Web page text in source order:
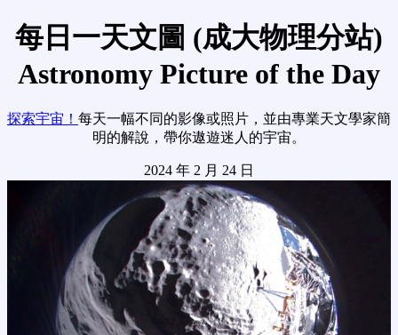
每日一天文圖 (成大物理分站)
Astronomy Picture of the Day
探索宇宙！ 每天一幅不同的影像或照片，並由專業天文學家簡
明的解說，帶你遨遊迷人的宇宙。
2024 年 2 月 24 日